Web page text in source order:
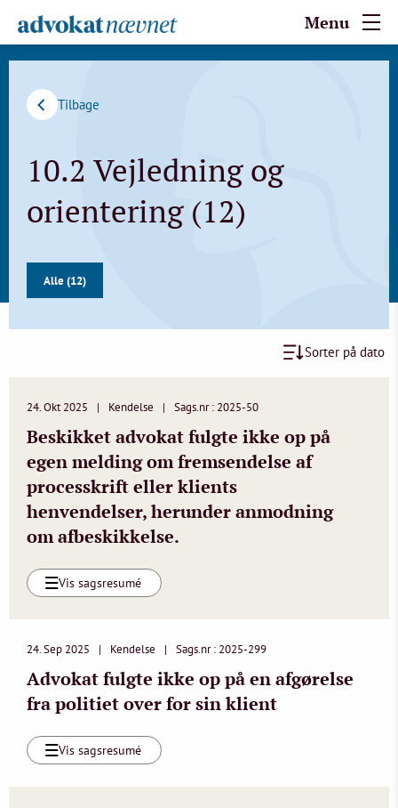
Menu
Tilbage
10.2 Vejledning og
orientering (12)
Alle (12)
Sorter på dato
24. Okt 2025 Kendelse Sags.nr : 2025-50
Beskikket advokat fulgte ikke op på
egen melding om fremsendelse af
processkrift eller klients
henvendelser, herunder anmodning
om afbeskikkelse.
Vis sagsresumé
24. Sep 2025 Kendelse Sags.nr : 2025-299
Advokat fulgte ikke op på en afgørelse
fra politiet over for sin klient
Vis sagsresumé